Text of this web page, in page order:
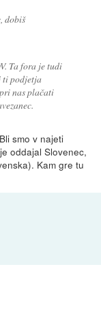
dobiš
Ta fora je tudi
ti podjetja
nas plačati
smo v najeti
oddajal Slovenec,
Kam gre tu